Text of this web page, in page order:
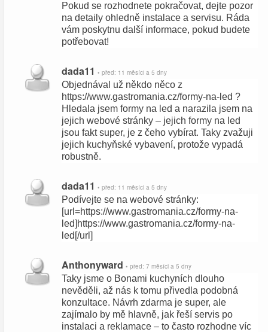
Pokud se rozhodnete pokračovat, dejte pozor
na detaily ohledně instalace a servisu. Ráda
vám poskytnu další informace, pokud budete
potřebovat!
dada11 • před: 11 měsíci a 5 dny
Objednával už někdo něco z
https://www.gastromania.cz/formy-na-led ?
Hledala jsem formy na led a narazila jsem na
jejich webové stránky – jejich formy na led
jsou fakt super, je z čeho vybírat. Taky zvažuji
jejich kuchyňské vybavení, protože vypadá
robustně.
dada11 • před: 11 měsíci a 5 dny
Podívejte se na webové stránky:
[url=https://www.gastromania.cz/formy-na-
led]https://www.gastromania.cz/formy-na-
led[/url]
Anthonyward • před: 7 měsíci a 5 dny
Taky jsme o Bonami kuchyních dlouho
nevěděli, až nás k tomu přivedla podobná
konzultace. Návrh zdarma je super, ale
zajímalo by mě hlavně, jak řeší servis po
instalaci a reklamace – to často rozhodne víc